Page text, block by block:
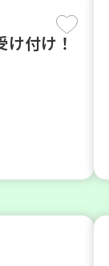
け付け！